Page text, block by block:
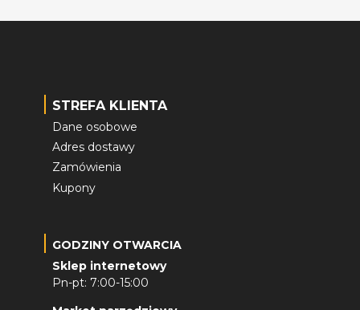
STREFA KLIENTA
Dane osobowe
Adres dostawy
Zamówienia
Kupony
GODZINY OTWARCIA
Sklep internetowy
Pn-pt: 7:00-15:00